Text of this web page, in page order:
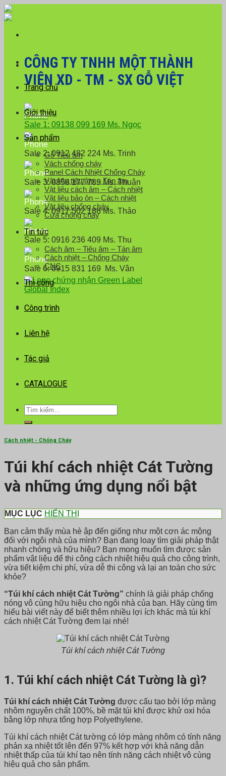
Skip
to
CÔNG TY TNHH MỘT THÀNH
VIÊN XD - TM - SX GỖ VIỆT
Sale 1: 09138 099 169 Ms. Ngọc
Sale 2: 0912 482 224 Ms. Trinh
Sale 3: 0858 177 789 Ms. Thuận
Sale 4: 0917 502 188 Ms. Thảo
Sale 5: 0916 236 409 Ms. Thu
Sale 6: 0915 831 169 Ms. Vân
Trang chủ
Giới thiệu
Sản phẩm
Gỗ Tiêu âm
Vách chống cháy
Panel Cách Nhiệt Chống Cháy
Vật liệu tiêu âm – Tán âm
Vật liệu cách âm – Cách nhiệt
Vật liệu bảo ôn – Cách nhiệt
Vật liệu chống cháy
Cửa chống cháy
Tin tức
Cách âm – Tiêu âm – Tán âm
Cách nhiệt – Chống Cháy
CNC
Thi công
Công trình
Liên hệ
Tác giả
CATALOGUE
Tìm
kiếm:
Cách nhiệt - Chống Cháy
Túi khí cách nhiệt Cát Tường
và những ứng dụng nổi bật
MỤC LỤC HIỂN THỊ
Bạn cảm thấy mùa hè ập đến giống như một cơn ác mộng
đối với ngôi nhà của mình? Bạn đang loay tìm giải pháp thật
nhanh chóng và hữu hiệu? Bạn mong muốn tìm được sản
phẩm vật liệu để thi công cách nhiệt hiệu quả cho công trình,
vừa tiết kiệm chi phí, vừa dễ thi công và lại an toàn cho sức
khỏe?
“Túi khí cách nhiệt Cát Tường” chính là giải pháp chống
nóng vô cùng hữu hiệu cho ngôi nhà của bạn. Hãy cùng tìm
hiểu bài viết này để biết thêm nhiều lợi ích khác mà túi khí
cách nhiệt Cát Tường đem lại nhé!
Túi khí cách nhiệt Cát Tường
1. Túi khí cách nhiệt Cát Tường là gì?
Túi khí cách nhiệt Cát Tường được cấu tạo bởi lớp màng
nhôm nguyên chất 100%, bề mặt túi khí được khử oxi hóa
bằng lớp nhựa tổng hợp Polyethylene.
Túi khí cách nhiệt Cát tường có lớp màng nhôm có tính năng
phản xạ nhiệt tốt lên đến 97% kết hợp với khả năng dẫn
nhiệt thấp của túi khí tạo nên tính năng cách nhiệt vô cùng
hiệu quả cho sản phẩm.
Với đơn hàng số lượng lớn, Quý khách hàng vui
lòng liên hệ hotline 0916 099 169 để được hỗ trợ